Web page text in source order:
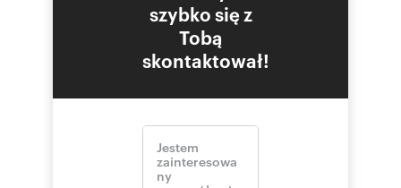
szybko się z
Tobą
skontaktował!